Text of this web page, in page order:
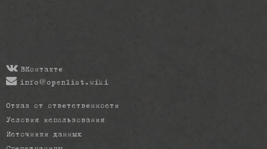
ВКонтакте
info@openlist.wiki
Отказ от ответственности
Условия использования
Источники данных